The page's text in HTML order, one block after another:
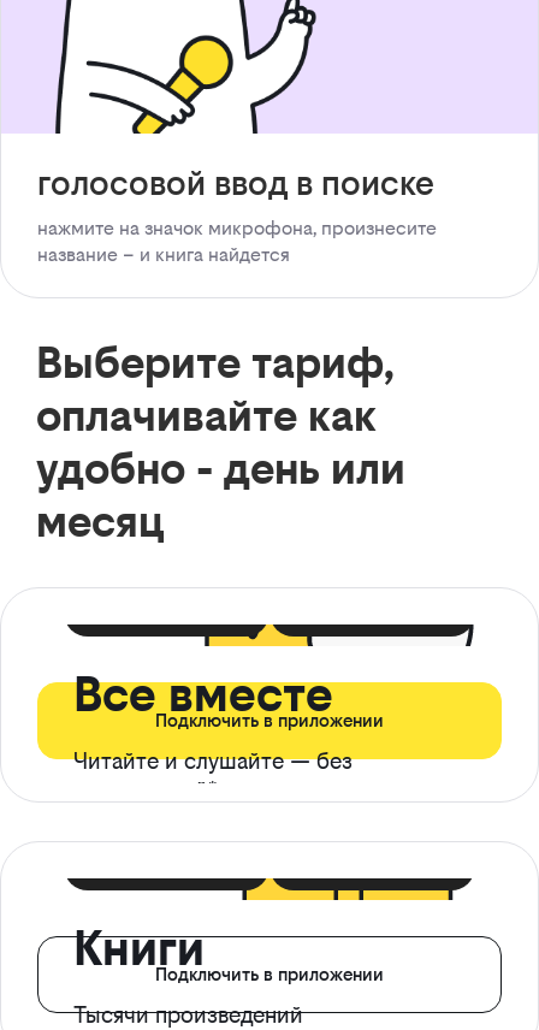
голосовой ввод в поиске
нажмите на значок микрофона, произнесите
название – и книга найдется
Выберите тариф,
оплачивайте как
удобно - день или
месяц
Все вместе
Читайте и слушайте — без
ограничений*
Подключить в приложении
Книги
Тысячи произведений
Подключить в приложении